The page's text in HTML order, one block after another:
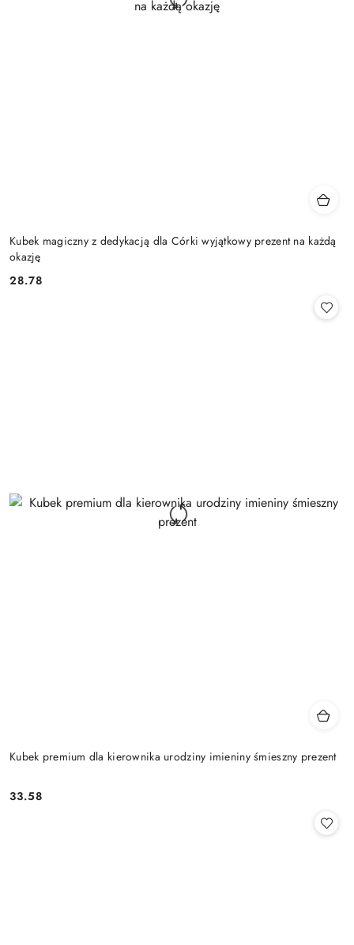
Kubek magiczny z dedykacją dla Córki wyjątkowy prezent na każdą
okazję
Cena:
28.78
Kubek premium dla kierownika urodziny imieniny śmieszny prezent
Cena:
33.58